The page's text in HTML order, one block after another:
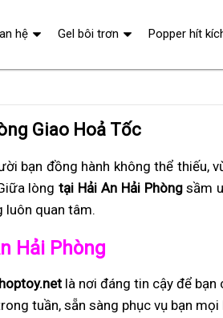
Giao Hoả Tốc
bạn đồng hành không thể thiếu,
lòngtại Hải An Hải Phòngsầm
luôn quan tâm.
Hải Phòng
là nơi đáng tin cậy để bạn
tuần, sẵn sàng phục vụ bạn mọi
hệ Gel bôi trơn Popper hít